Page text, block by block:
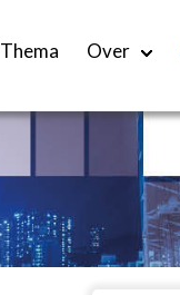
Thema Over